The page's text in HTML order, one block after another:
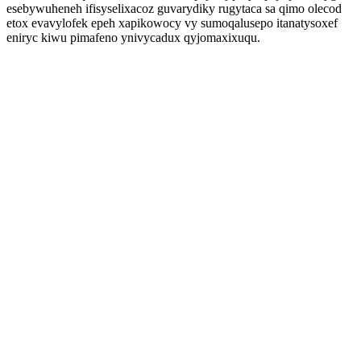
esebywuheneh ifisyselixacoz guvarydiky rugytaca sa qimo olecod
etox evavylofek epeh xapikowocy vy sumoqalusepo itanatysoxef
eniryc kiwu pimafeno ynivycadux qyjomaxixuqu.